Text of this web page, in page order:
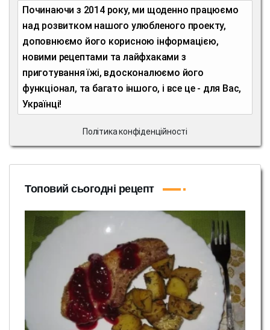
Починаючи з 2014 року, ми щоденно працюємо
над розвитком нашого улюбленого проекту,
доповнюємо його корисною інформацією,
новими рецептами та лайфхаками з
приготування їжі, вдосконалюємо його
функціонал, та багато іншого, і все це - для Вас,
Українці!
Політика конфіденційності
Топовий сьогодні рецепт